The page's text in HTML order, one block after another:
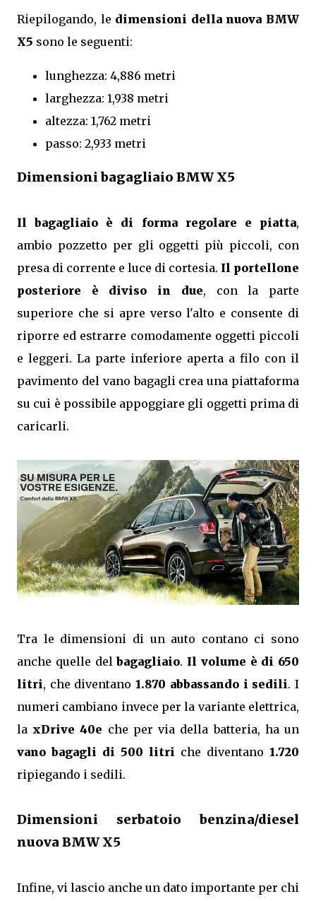
Riepilogando, le dimensioni della nuova BMW
X5 sono le seguenti:
lunghezza: 4,886 metri
larghezza: 1,938 metri
altezza: 1,762 metri
passo: 2,933 metri
Dimensioni bagagliaio BMW X5
Il bagagliaio è di forma regolare e piatta,
ambio pozzetto per gli oggetti più piccoli, con
presa di corrente e luce di cortesia. Il portellone
posteriore è diviso in due, con la parte
superiore che si apre verso l'alto e consente di
riporre ed estrarre comodamente oggetti piccoli
e leggeri. La parte inferiore aperta a filo con il
pavimento del vano bagagli crea una piattaforma
su cui è possibile appoggiare gli oggetti prima di
caricarli.
Tra le dimensioni di un auto contano ci sono
anche quelle delbagagliaio. Il volume è di 650
litri, che diventano1.870 abbassando i sedili. I
numeri cambiano invece per la variante elettrica,
la xDrive 40e che per via della batteria, ha un
vano bagagli di 500 litri che diventano 1.720
ripiegando i sedili.
Dimensioni serbatoio benzina/diesel
nuova BMW X5
Infine, vi lascio anche un dato importante per chi